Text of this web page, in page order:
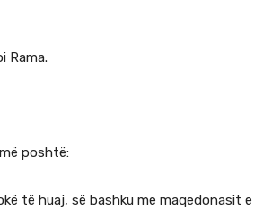
Rama.
poshtë:
të huaj, së bashku me maqedonasit e